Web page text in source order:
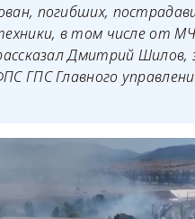
погибших,
в том числе от
Дмитрий
ГПС Главного